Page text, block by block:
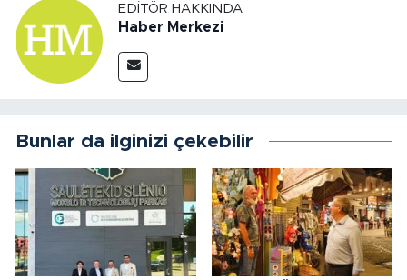
EDITÖR HAKKINDA
Haber Merkezi
Bunlar da ilginizi çekebilir